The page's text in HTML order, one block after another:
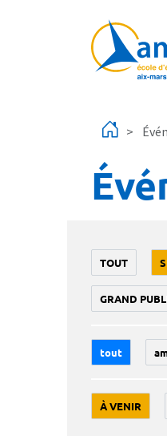
TOUT
GRAND
tout
À VENIR